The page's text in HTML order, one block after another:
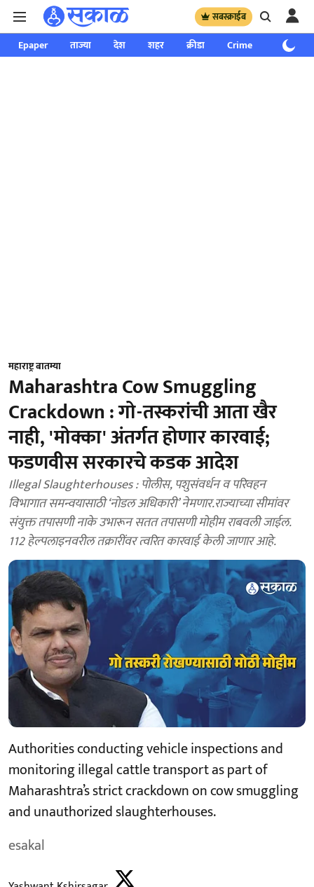
सबस्क्राईब
Epaper ताज्या देश शहर क्रीडा Crime साप्ताहिक
महाराष्ट्र बातम्या
Maharashtra Cow Smuggling
Crackdown : गो-तस्करांची आता खैर
नाही, 'मोक्का' अंतर्गत होणार कारवाई;
फडणवीस सरकारचे कडक आदेश
Illegal Slaughterhouses : पोलीस, पशुसंवर्धन व परिवहन
विभागात समन्वयासाठी ‘नोडल अधिकारी’ नेमणार.राज्याच्या सीमांवर
संयुक्त तपासणी नाके उभारून सतत तपासणी मोहीम राबवली जाईल.
112 हेल्पलाइनवरील तक्रारींवर त्वरित कारवाई केली जाणार आहे.
Authorities conducting vehicle inspections and
monitoring illegal cattle transport as part of
Maharashtra’s strict crackdown on cow smuggling
and unauthorized slaughterhouses.
esakal